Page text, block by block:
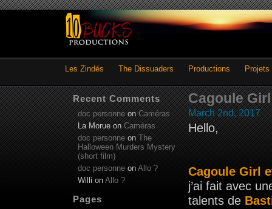
Les Zindés The Dissuaders Productions Projets
Cagoule Girl
March 2nd, 2017
Hello,
Cagoule Girl
j’ai fait avec
talents de
Recent Comments
doc personneonCaméras
La MorueonCaméras
doc personneonThe
Halloween Murders Mystery
(short film)
doc personne on Allo ?
Willi on Allo ?
Pages